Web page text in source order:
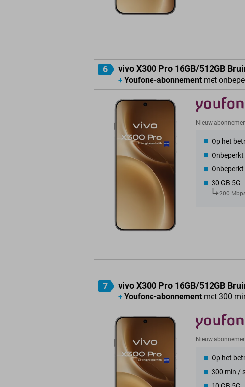
6 vivo X300 Pro 16GB/512GB
+ Youfone-abonnement met
Nieuw
Op het
Onbeperkt
Onbeperkt
30 GB 5G
200
7 vivo X300 Pro 16GB/512GB
+ Youfone-abonnement met 300
Nieuw
Op het
300 min /